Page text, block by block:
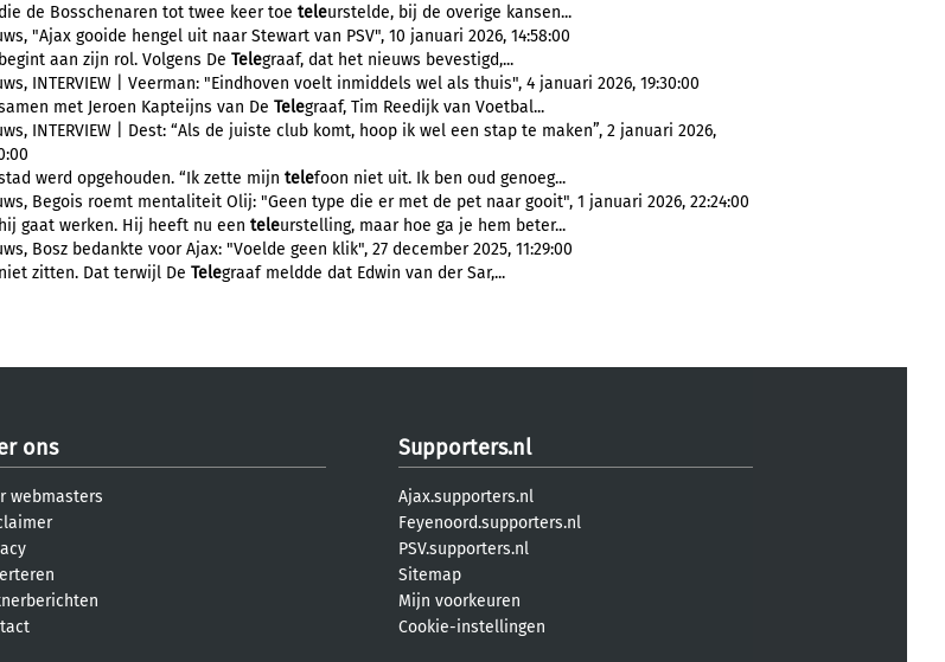
de Bosschenaren tot twee keer toe teleurstelde, bij de overige kansen...
"Ajax gooide hengel uit naar Stewart van PSV", 10 januari 2026, 14:58:00
aan zijn rol. Volgens De Telegraaf, dat het nieuws bevestigd,...
INTERVIEW | Veerman: "Eindhoven voelt inmiddels wel als thuis", 4 januari 2026, 19:30:00
met Jeroen Kapteijns van De Telegraaf, Tim Reedijk van Voetbal...
INTERVIEW | Dest: “Als de juiste club komt, hoop ik wel een stap te maken”, 2 januari 2026,
werd opgehouden. “Ik zette mijn telefoon niet uit. Ik ben oud genoeg...
Begois roemt mentaliteit Olij: "Geen type die er met de pet naar gooit", 1 januari 2026, 22:24:00
gaat werken. Hij heeft nu een teleurstelling, maar hoe ga je hem beter...
Bosz bedankte voor Ajax: "Voelde geen klik", 27 december 2025, 11:29:00
zitten. Dat terwijl De Telegraaf meldde dat Edwin van der Sar,...
ons
webmasters
Supporters.nl
Ajax.supporters.nl
Feyenoord.supporters.nl
PSV.supporters.nl
Sitemap
Mijn voorkeuren
Cookie-instellingen